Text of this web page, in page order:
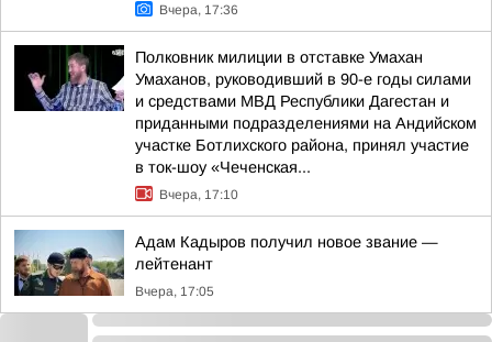
Вчера, 17:36
Полковник милиции в отставке Умахан
Умаханов, руководивший в 90-е годы силами
и средствами МВД Республики Дагестан и
приданными подразделениями на Андийском
участке Ботлихского района, принял участие
в ток-шоу «Чеченская...
Вчера, 17:10
Адам Кадыров получил новое звание —
лейтенант
Вчера, 17:05